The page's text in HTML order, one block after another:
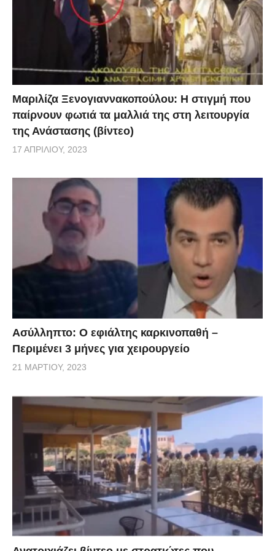
Ο Ζανγκ είπε ότι παρόλο που η γιαγιά του έχει μόνο
στοιχειώδη εκπαίδευση, έμαθε από αυτήν καλοσύνη,
φροντίδα για τους άλλους και ευγνωμοσύνη.
Μαριλίζα Ξενογιαννακοπούλου: Η στιγμή που
παίρνουν φωτιά τα μαλλιά της στη λειτουργία
της Ανάστασης (βίντεο)
17 ΑΠΡΙΛΊΟΥ, 2023
Ασύλληπτο: Ο εφιάλτης καρκινοπαθή –
Περιμένει 3 μήνες για χειρουργείο
21 ΜΑΡΤΊΟΥ, 2023